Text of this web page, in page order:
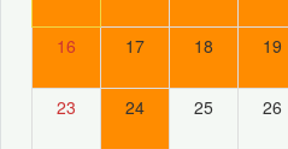
16 17 18 19
23 24 25 26